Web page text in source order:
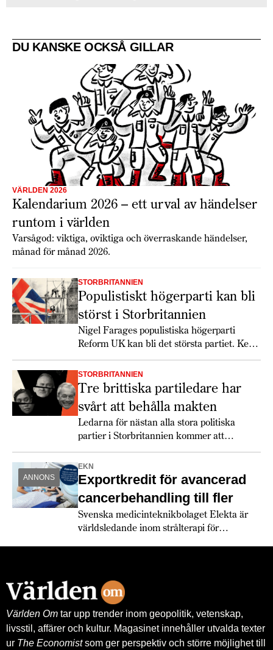
DU KANSKE OCKSÅ GILLAR
VÄRLDEN 2026
Kalendarium 2026 – ett urval av händelser
runtom i världen
Varsågod: viktiga, oviktiga och överraskande händelser,
månad för månad 2026.
STORBRITANNIEN
Populistiskt högerparti kan bli
störst i Storbritannien
Nigel Farages populistiska högerparti
Reform UK kan bli det största partiet. Keir
soffliggarna blir aktiva.
STORBRITANNIEN
Tre brittiska partiledare har
svårt att behålla makten
Ledarna för nästan alla stora politiska
partier i Storbritannien kommer att
ANNONS
EKN
Exportkredit för avancerad
cancerbehandling till fler
Svenska medicinteknikbolaget Elekta är
världsledande inom strålterapi för
Exportkreditnämnden, EKN.
Världen Om tar upp trender inom geopolitik, vetenskap,
livsstil, affärer och kultur. Magasinet innehåller utvalda texter
ur The Economistsom ger perspektiv och större möjlighet till